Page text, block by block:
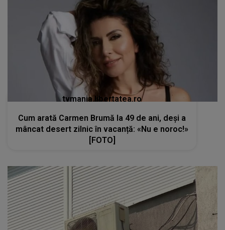
tvmania.libertatea.ro
Cum arată Carmen Brumă la 49 de ani, deși a
mâncat desert zilnic în vacanță: «Nu e noroc!»
[FOTO]